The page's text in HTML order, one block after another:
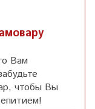
Вам
чтобы Вы